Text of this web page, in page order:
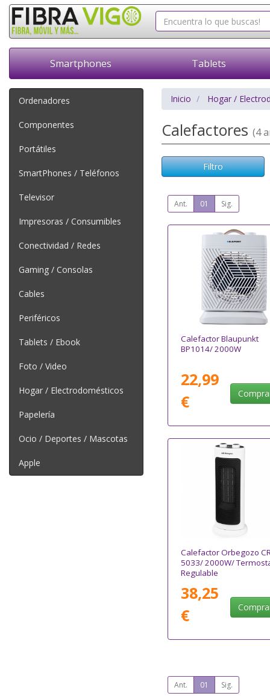
Smartphones Tablets
Ordenadores
Componentes
Portátiles
SmartPhones / Teléfonos
Televisor
Impresoras / Consumibles
Conectividad / Redes
Gaming / Consolas
Cables
Periféricos
Tablets / Ebook
Foto / Video
Hogar / Electrodomésticos
Papelería
Ocio / Deportes / Mascotas
Apple
Inicio Hogar /
Calefactores (4
Filtro
Ant. 01 Sig.
Calefactor Blaupunkt
BP1014/ 2000W
22,99
€
Calefactor Orbegozo
5033/ 2000W/
Regulable
38,25
€
Ant. 01 Sig.